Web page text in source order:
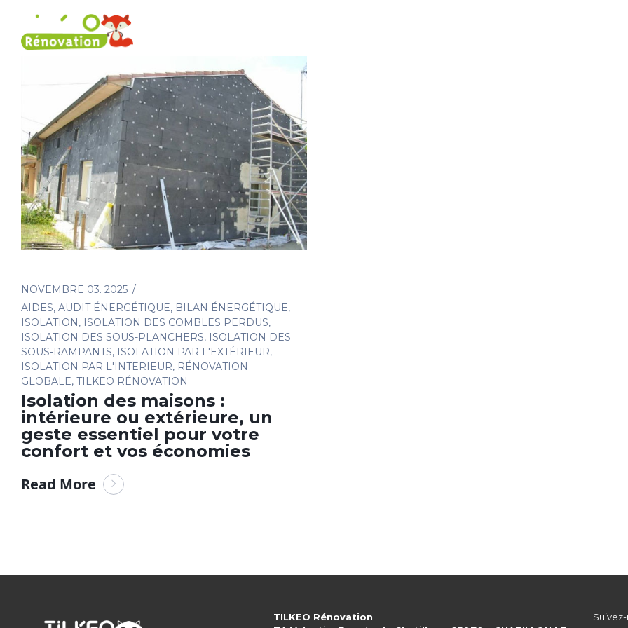
NOVEMBRE 03. 2025
AIDES, AUDIT ÉNERGÉTIQUE, BILAN ÉNERGÉTIQUE,
ISOLATION, ISOLATION DES COMBLES PERDUS,
ISOLATION DES SOUS-PLANCHERS, ISOLATION DES
SOUS-RAMPANTS, ISOLATION PAR L'EXTÉRIEUR,
ISOLATION PAR L'INTERIEUR, RÉNOVATION
GLOBALE, TILKEO RÉNOVATION
Isolation des maisons :
intérieure ou extérieure, un
geste essentiel pour votre
confort et vos économies
Read More
TILKEO Rénovation